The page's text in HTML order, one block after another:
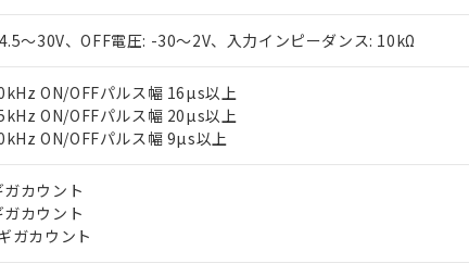
～30V、OFF電圧: -30～2V、入力インピーダンス: 10kΩ
ON/OFFパルス幅 16µs以上
ON/OFFパルス幅 20µs以上
ON/OFFパルス幅 9µs以上
カウント
カウント
ガカウント